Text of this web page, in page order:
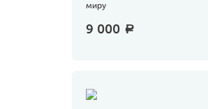
миру
9 000 a